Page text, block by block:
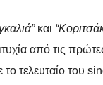
και
από τις
το τελευταίο του